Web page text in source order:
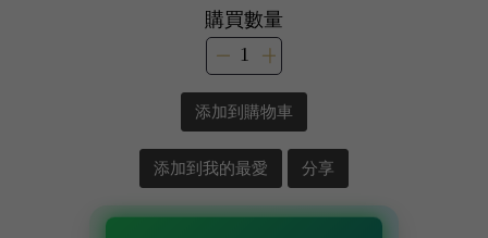
購買數量
添加到購物車
添加到我的最愛 分享